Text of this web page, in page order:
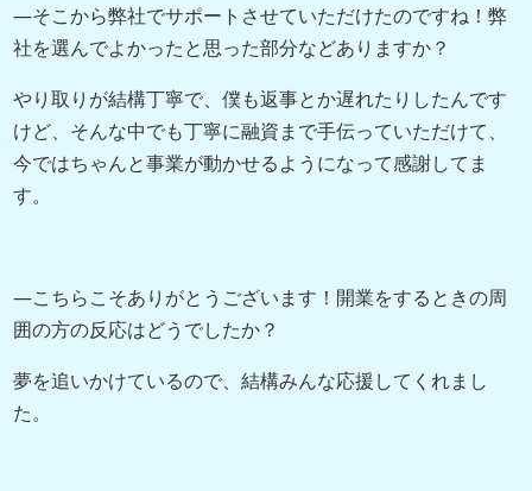
―そこから弊社でサポートさせていただけたのですね！弊
社を選んでよかったと思った部分などありますか？
やり取りが結構丁寧で、僕も返事とか遅れたりしたんです
けど、そんな中でも丁寧に融資まで手伝っていただけて、
今ではちゃんと事業が動かせるようになって感謝してま
す。
―こちらこそありがとうございます！開業をするときの周
囲の方の反応はどうでしたか？
夢を追いかけているので、結構みんな応援してくれまし
た。